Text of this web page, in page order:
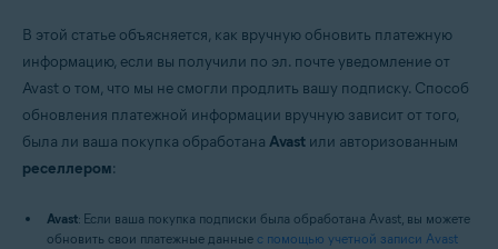
В этой статье объясняется, как вручную обновить платежную
информацию, если вы получили по эл. почте уведомление от
Avast о том, что мы не смогли продлить вашу подписку. Способ
обновления платежной информации вручную зависит от того,
была ли ваша покупка обработана Avast или авторизованным
реселлером:
Avast: Если ваша покупка подписки была обработана Avast, вы можете
обновить свои платежные данные с помощью учетной записи Avast